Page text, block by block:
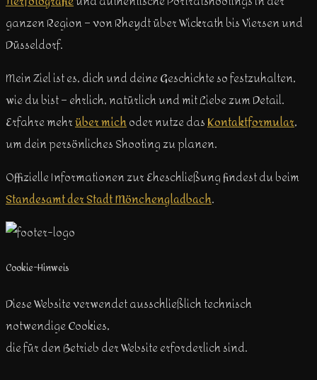
ganzen Region – von Rheydt über Wickrath bis Viersen und
Düsseldorf.
Mein Ziel ist es, dich und deine Geschichte so festzuhalten,
wie du bist – ehrlich, natürlich und mit Liebe zum Detail.
Erfahre mehrüber michoder nutze dasKontaktformular,
um dein persönliches Shooting zu planen.
Offizielle Informationen zur Eheschließung findest du beim
Standesamt der Stadt Mönchengladbach.
Cookie-Hinweis
Diese Website verwendet ausschließlich technisch
notwendige Cookies,
die für den Betrieb der Website erforderlich sind.